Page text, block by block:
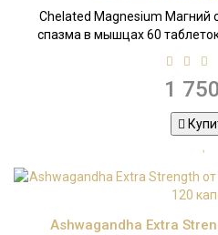
Chelated Magnesium Магний
спазма в мышцах 60
1
Ashwagandha Extra